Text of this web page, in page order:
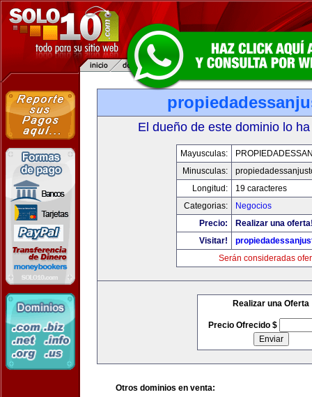
El dueño de este dominio lo
Mayusculas:
Minusculas:
Longitud:
19 caracteres
Categorias:
Negocios
Precio:
Realizar una
Visitar!
Serán consideradas
Realizar una Oferta
Precio Ofrecido $
Otros dominios en venta: